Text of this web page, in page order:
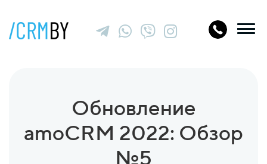
Обновление
amoCRM 2022: Обзор
№5